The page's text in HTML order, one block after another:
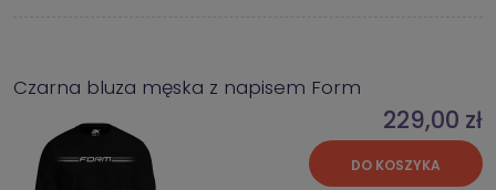
Czarna bluza męska z napisem Form
229,00 zł
DO KOSZYKA